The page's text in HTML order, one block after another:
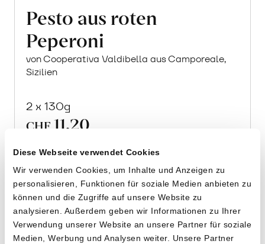
Diese Webseite verwendet Cookies
Wir verwenden Cookies, um Inhalte und Anzeigen zu
personalisieren, Funktionen für soziale Medien anbieten zu
können und die Zugriffe auf unsere Website zu
analysieren. Außerdem geben wir Informationen zu Ihrer
Verwendung unserer Website an unsere Partner für soziale
Medien, Werbung und Analysen weiter. Unsere Partner
Pesto aus roten
Peperoni
von Cooperativa Valdibella aus Camporeale,
Sizilien
2 x 130g
CHF 11.20
In
Warenkorb